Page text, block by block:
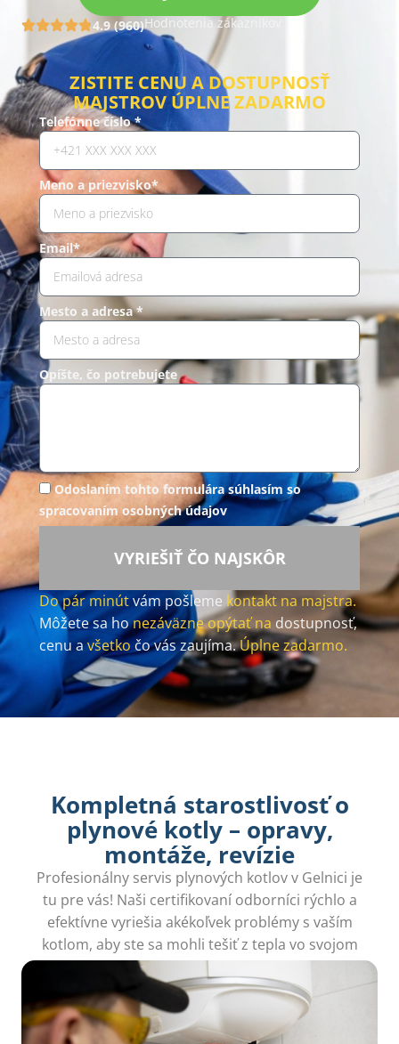
4.9 (960)Hodnotenia zákazníkov
ZISTITE CENU A DOSTUPNOSŤ
MAJSTROV ÚPLNE ZADARMO
Telefónne číslo *
Meno a priezvisko*
Email*
Mesto a adresa *
Opíšte, čo potrebujete
Odoslaním tohto formulára súhlasím so
spracovaním osobných údajov
VYRIEŠIŤ ČO NAJSKÔR
Do pár minútvám pošleme kontakt na majstra.
Môžete sa honezáväzne opýtať na dostupnosť,
cenu avšetkočo vás zaujíma.Úplne zadarmo.
Kompletná starostlivosť o
plynové kotly – opravy,
montáže, revízie
Profesionálny servis plynových kotlov v Gelnici je
tu pre vás! Naši certifikovaní odborníci rýchlo a
efektívne vyriešia akékoľvek problémy s vaším
kotlom, aby ste sa mohli tešiť z tepla vo svojom
domove.